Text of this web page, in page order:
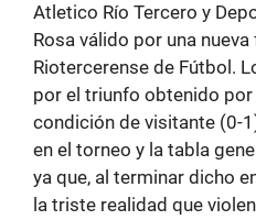
Atletico Río Tercero y
Rosa válido por una
Riotercerense de Fútbol.
por el triunfo obtenido
condición de visitante (0-
en el torneo y la tabla
ya que, al terminar dicho
la triste realidad que